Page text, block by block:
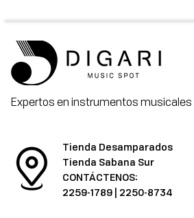
Expertos en instrumentos musicales
Tienda Desamparados
Tienda Sabana Sur
CONTÁCTENOS:
2259-1789 | 2250-8734